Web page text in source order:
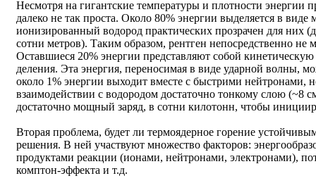
Несмотря на гигантские температуры и плотности энергии
далеко не так проста. Около 80% энергии выделяется в виде
ионизированный водород практических прозрачен для них
сотни метров). Таким образом, рентген непосредственно не
Оставшиеся 20% энергии представляют собой
деления. Эта энергия, переносимая в виде ударной волны,
около 1% энергии выходит вместе с быстрими нейтронами,
взаимодействии с водородом достаточно тонкому слою (~8
достаточно мощный заряд, в сотни килотонн, чтобы
Вторая проблема, будет ли термоядерное горение
решения. В ней участвуют множество факторов:
продуктами реакции (ионами, нейтронами, электронами),
комптон-эффекта и т.д.